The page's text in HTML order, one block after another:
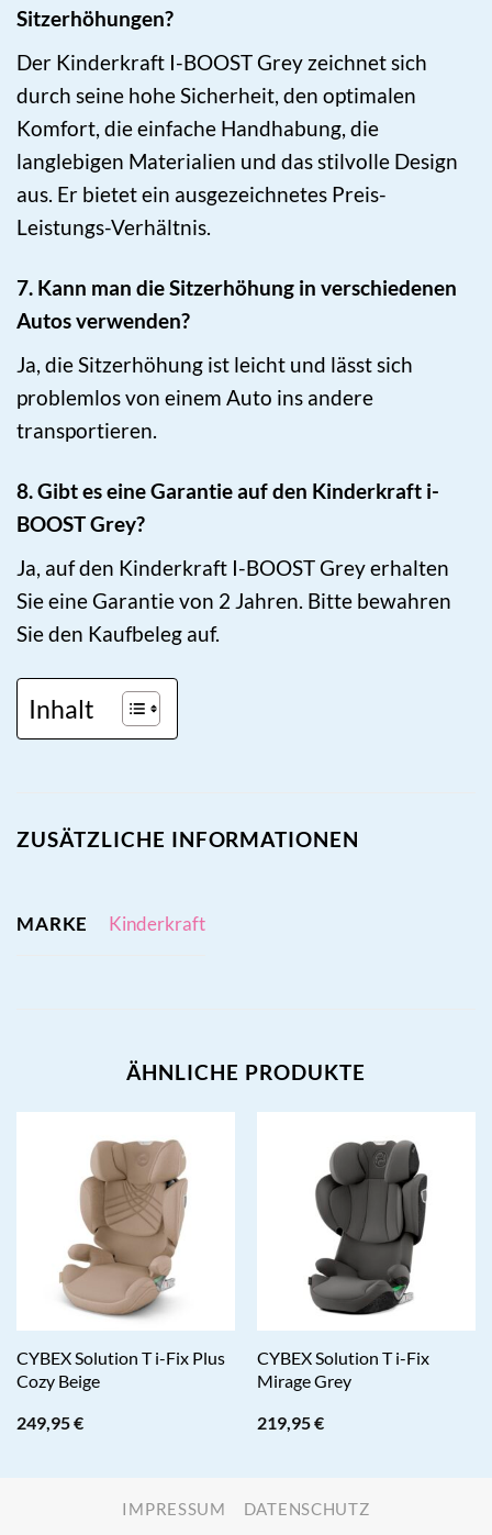
Sitzerhöhungen?
Der Kinderkraft I-BOOST Grey zeichnet sich
durch seine hohe Sicherheit, den optimalen
Komfort, die einfache Handhabung, die
langlebigen Materialien und das stilvolle Design
aus. Er bietet ein ausgezeichnetes Preis-
Leistungs-Verhältnis.
7. Kann man die Sitzerhöhung in verschiedenen
Autos verwenden?
Ja, die Sitzerhöhung ist leicht und lässt sich
problemlos von einem Auto ins andere
transportieren.
8. Gibt es eine Garantie auf den Kinderkraft i-
BOOST Grey?
Ja, auf den Kinderkraft I-BOOST Grey erhalten
Sie eine Garantie von 2 Jahren. Bitte bewahren
Sie den Kaufbeleg auf.
Inhalt
ZUSÄTZLICHE INFORMATIONEN
MARKE Kinderkraft
ÄHNLICHE PRODUKTE
CYBEX Solution T i-Fix Plus
Cozy Beige
249,95€
CYBEX Solution T i-Fix
Mirage Grey
219,95€
IMPRESSUM DATENSCHUTZ